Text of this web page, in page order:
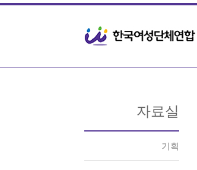
자료실
기획